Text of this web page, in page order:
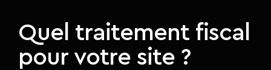
Quel traitement fiscal
pour votre site ?